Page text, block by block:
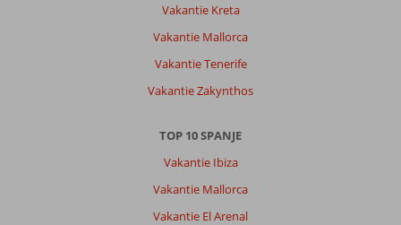
Vakantie Kreta
Vakantie Mallorca
Vakantie Tenerife
Vakantie Zakynthos
TOP 10 SPANJE
Vakantie Ibiza
Vakantie Mallorca
Vakantie El Arenal